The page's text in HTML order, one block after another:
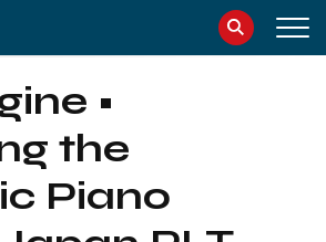
086181241
•
the
Piano